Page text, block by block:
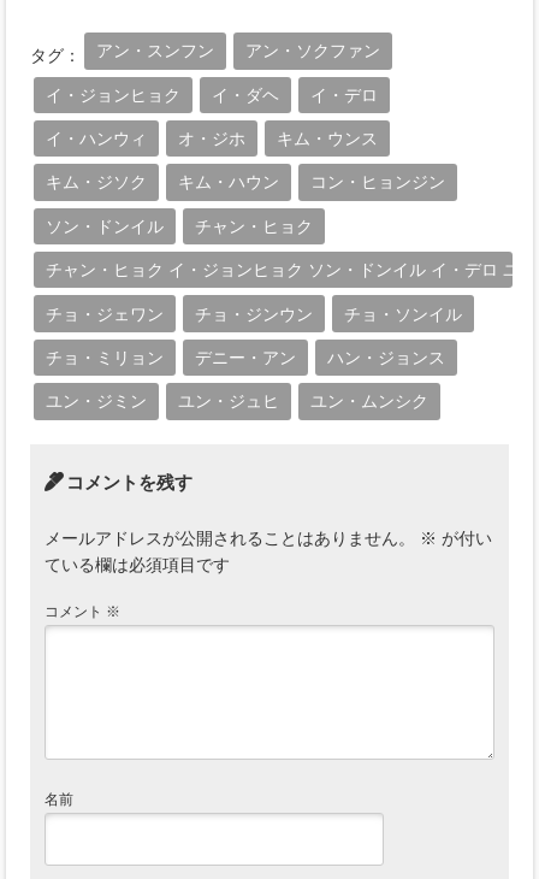
タグ： アン・スンフン アン・ソクファン
イ・ジョンヒョク イ・ダヘ イ・デロ
イ・ハンウィ オ・ジホ キム・ウンス
キム・ジソク キム・ハウン コン・ヒョンジン
ソン・ドンイル チャン・ヒョク
チャン・ヒョク イ・ジョンヒョク ソン・ドンイル イ・デロ ユ
チョ・ジェワン チョ・ジンウン チョ・ソンイル
チョ・ミリョン デニー・アン ハン・ジョンス
ユン・ジミン ユン・ジュヒ ユン・ムンシク
コメントを残す
メールアドレスが公開されることはありません。 ※ が付い
ている欄は必須項目です
コメント ※
名前